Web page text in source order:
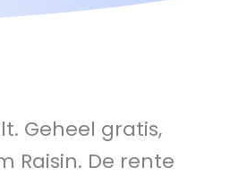
Geheel gratis,
Raisin. De rente